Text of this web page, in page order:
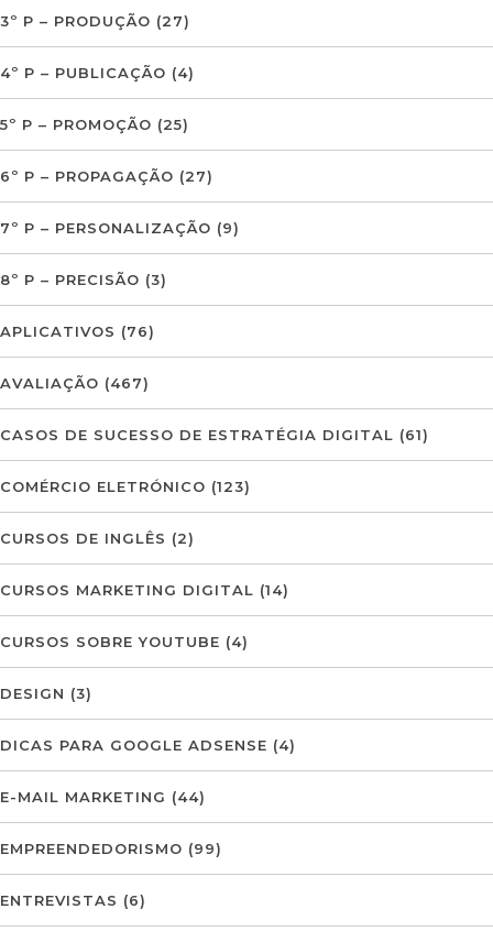
3º P – PRODUÇÃO (27)
4º P – PUBLICAÇÃO (4)
5º P – PROMOÇÃO (25)
6º P – PROPAGAÇÃO (27)
7º P – PERSONALIZAÇÃO (9)
8º P – PRECISÃO (3)
APLICATIVOS (76)
AVALIAÇÃO (467)
CASOS DE SUCESSO DE ESTRATÉGIA DIGITAL (61)
COMÉRCIO ELETRÓNICO (123)
CURSOS DE INGLÊS (2)
CURSOS MARKETING DIGITAL (14)
CURSOS SOBRE YOUTUBE (4)
DESIGN (3)
DICAS PARA GOOGLE ADSENSE (4)
E-MAIL MARKETING (44)
EMPREENDEDORISMO (99)
ENTREVISTAS (6)